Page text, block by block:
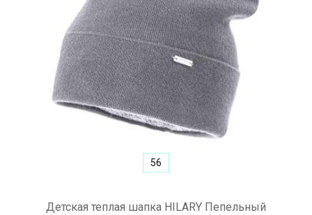
Детская теплая шапка HILARY Пепельный
56